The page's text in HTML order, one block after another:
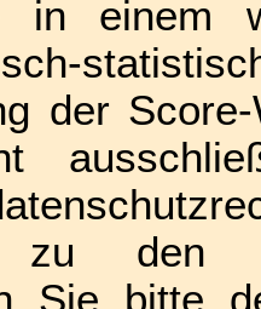
in einem
der
zu den
Sie bitte